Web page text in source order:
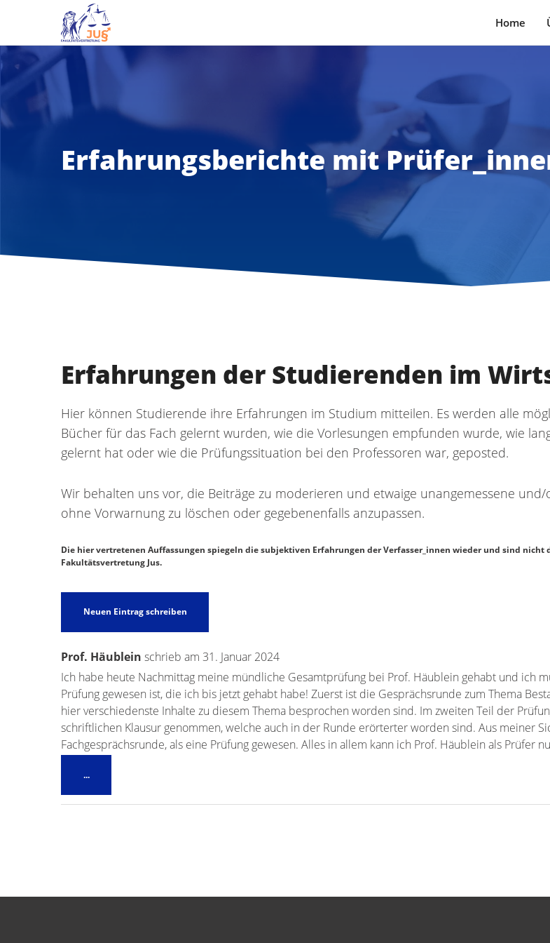
Home
Erfahrungsberichte mit
Erfahrungen der Studierenden im
Hier können Studierende ihre Erfahrungen im Studium mitteilen. Es werden alle
Bücher für das Fach gelernt wurden, wie die Vorlesungen empfunden wurde, wie
gelernt hat oder wie die Prüfungssituation bei den Professoren war, geposted.
Wir behalten uns vor, die Beiträge zu moderieren und etwaige unangemessene
ohne Vorwarnung zu löschen oder gegebenenfalls anzupassen.
Die hier vertretenen Auffassungen spiegeln die subjektiven Erfahrungen der Verfasser_innen wieder und sind
Fakultätsvertretung Jus.
Prof. Häublein schrieb am 31. Januar 2024
Ich habe heute Nachmittag meine mündliche Gesamtprüfung bei Prof. Häublein gehabt und ich
Prüfung gewesen ist, die ich bis jetzt gehabt habe! Zuerst ist die Gesprächsrunde zum Thema
hier verschiedenste Inhalte zu diesem Thema besprochen worden sind. Im zweiten Teil der
schriftlichen Klausur genommen, welche auch in der Runde erörterter worden sind. Aus meiner
Fachgesprächsrunde, als eine Prüfung gewesen. Alles in allem kann ich Prof. Häublein als Prüfer
...Diese
ein-/ausblenden.